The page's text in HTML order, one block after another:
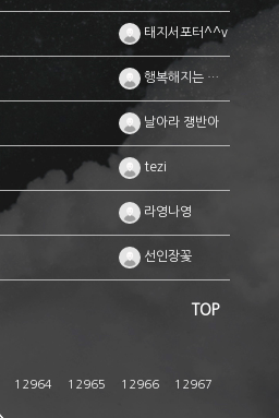
태지서포터^^v
행복해지는 마법...
날아라 쟁반아
tezi
라영나영
선인장꽃
TOP
12964 12965 12966 12967